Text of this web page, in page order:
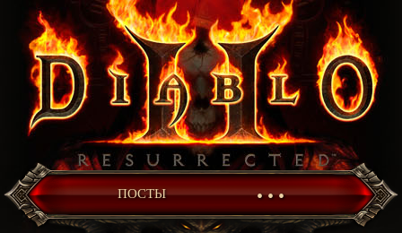
ПОСТЫ • • •